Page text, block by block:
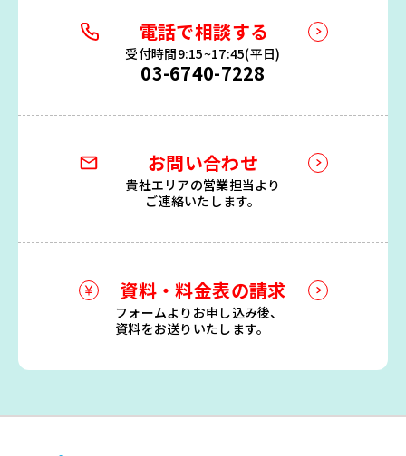
電話で相談する
受付時間9:15~17:45(平日)
03-6740-7228
お問い合わせ
貴社エリアの営業担当より
ご連絡いたします。
資料・料金表の請求
フォームよりお申し込み後、
資料をお送りいたします。